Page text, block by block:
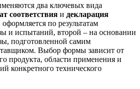
два ключевых вида
соответствия и декларация
по результатам
и испытаний, второй – на основании
подготовленной самим
Выбор формы зависит от
продукта, области применения и
конкретного технического